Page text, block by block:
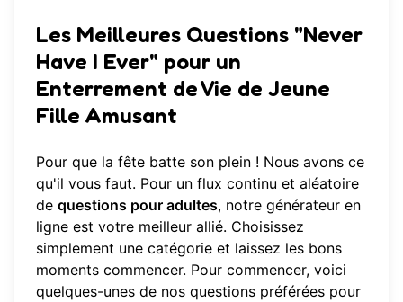
Les Meilleures Questions "Never
Have I Ever" pour un
Enterrement de Vie de Jeune
Fille Amusant
Pour que la fête batte son plein ! Nous avons ce
qu'il vous faut. Pour un flux continu et aléatoire
de questions pour adultes, notre générateur en
ligne est votre meilleur allié. Choisissez
simplement une catégorie et laissez les bons
moments commencer. Pour commencer, voici
quelques-unes de nos questions préférées pour